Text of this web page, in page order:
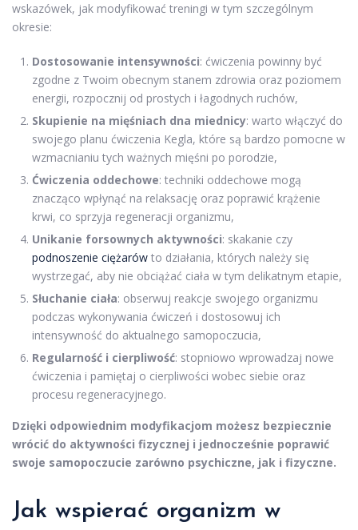
wskazówek, jak modyfikować treningi w tym szczególnym
okresie:
Dostosowanie intensywności: ćwiczenia powinny być
zgodne z Twoim obecnym stanem zdrowia oraz poziomem
energii, rozpocznij od prostych i łagodnych ruchów,
Skupienie na mięśniach dna miednicy: warto włączyć do
swojego planu ćwiczenia Kegla, które są bardzo pomocne w
wzmacnianiu tych ważnych mięśni po porodzie,
Ćwiczenia oddechowe: techniki oddechowe mogą
znacząco wpłynąć na relaksację oraz poprawić krążenie
krwi, co sprzyja regeneracji organizmu,
Unikanie forsownych aktywności: skakanie czy
podnoszenie ciężarów to działania, których należy się
wystrzegać, aby nie obciążać ciała w tym delikatnym etapie,
Słuchanie ciała: obserwuj reakcje swojego organizmu
podczas wykonywania ćwiczeń i dostosowuj ich
intensywność do aktualnego samopoczucia,
Regularność i cierpliwość: stopniowo wprowadzaj nowe
ćwiczenia i pamiętaj o cierpliwości wobec siebie oraz
procesu regeneracyjnego.
Dzięki odpowiednim modyfikacjom możesz bezpiecznie
wrócić do aktywności fizycznej i jednocześnie poprawić
swoje samopoczucie zarówno psychiczne, jak i fizyczne.
Jak wspierać organizm w